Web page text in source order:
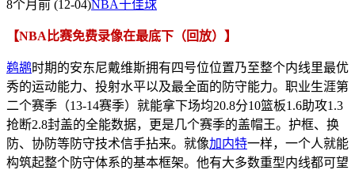
8个月前 (12-04)NBA十佳球
【NBA比赛免费录像在最底下（回放）】
鹈鹕时期的安东尼戴维斯拥有四号位位置乃至整个内线里最优
秀的运动能力、投射水平以及最全面的防守能力。职业生涯第
二个赛季（13-14赛季）就能拿下场均20.8分10篮板1.6助攻1.3
抢断2.8封盖的全能数据，更是几个赛季的盖帽王。护框、换
防、协防等防守技术信手拈来。就像加内特一样，一个人就能
构筑起整个防守体系的基本框架。他有大多数重型内线都可望